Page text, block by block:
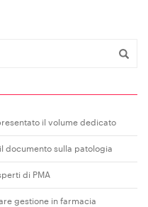
il volume dedicato
documento sulla patologia
di PMA
gestione in farmacia